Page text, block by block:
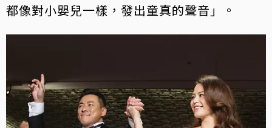
都像對小嬰兒一樣，發出童真的聲音」。